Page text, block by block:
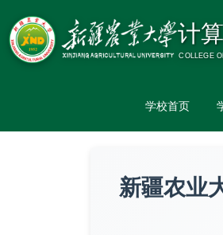
学校首页
新疆农业